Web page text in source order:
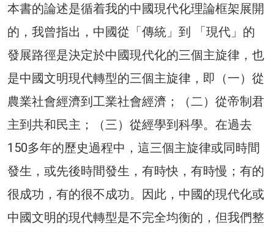
本書的論述是循着我的中國現代化理論框架展開
的，我曾指出，中國從「傳統」到 「現代」的
發展路徑是決定於中國現代化的三個主旋律，也
是中國文明現代轉型的三個主旋律，即（一）從
農業社會經濟到工業社會經濟；（二）從帝制君
主到共和民主；（三）從經學到科學。在過去
150多年的歷史過程中，這三個主旋律或同時間
發生，或先後時間發生，有時快，有時慢；有的
很成功，有的很不成功。因此，中國的現代化或
中國文明的現代轉型是不完全均衡的，但我們整